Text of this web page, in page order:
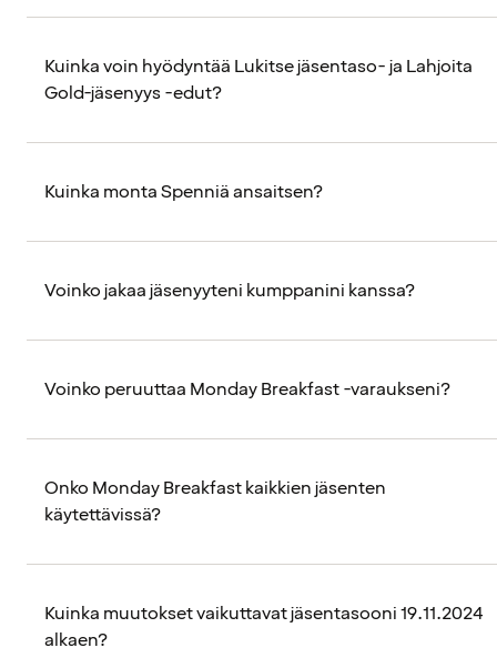
Kuinka voin hyödyntää Lukitse jäsentaso- ja Lahjoita
Gold-jäsenyys -edut?
Kuinka monta Spenniä ansaitsen?
Voinko jakaa jäsenyyteni kumppanini kanssa?
Voinko peruuttaa Monday Breakfast -varaukseni?
Onko Monday Breakfast kaikkien jäsenten
käytettävissä?
Kuinka muutokset vaikuttavat jäsentasooni 19.11.2024
alkaen?